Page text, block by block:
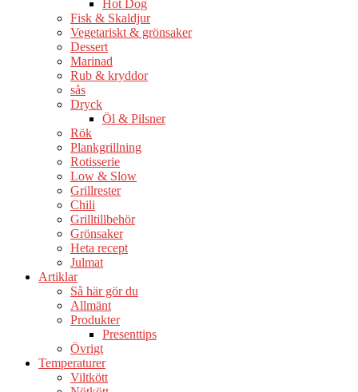
Hot Dog
Fisk & Skaldjur
Vegetariskt & grönsaker
Dessert
Marinad
Rub & kryddor
sås
Dryck
Öl & Pilsner
Rök
Plankgrillning
Rotisserie
Low & Slow
Grillrester
Chili
Grilltillbehör
Grönsaker
Heta recept
Julmat
Artiklar
Så här gör du
Allmänt
Produkter
Presenttips
Övrigt
Temperaturer
Viltkött